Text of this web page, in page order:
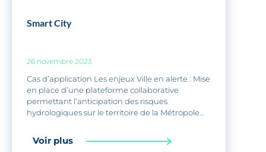
Smart City
26 novembre 2023
Cas d’application Les enjeux Ville en alerte : Mise
en place d’une plateforme collaborative
permettant l’anticipation des risques
hydrologiques sur le territoire de la Métropole
Voir plus